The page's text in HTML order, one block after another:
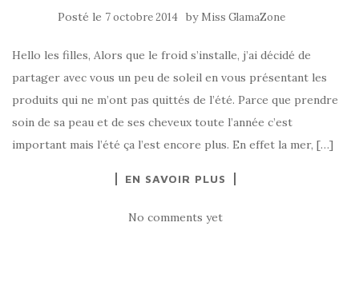
Posté le 7 octobre 2014 by Miss GlamaZone
Hello les filles, Alors que le froid s’installe, j’ai décidé de
partager avec vous un peu de soleil en vous présentant les
produits qui ne m’ont pas quittés de l’été. Parce que prendre
soin de sa peau et de ses cheveux toute l’année c’est
important mais l’été ça l’est encore plus. En effet la mer, […]
EN SAVOIR PLUS
No comments yet